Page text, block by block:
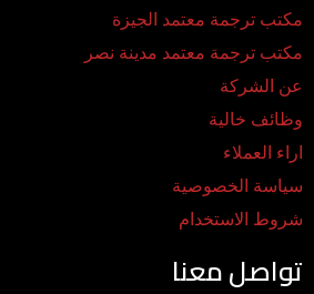
مكتب ترجمة معتمد الجيزة
مكتب ترجمة معتمد مدينة نصر
عن الشركة
وظائف خالية
اراء العملاء
سياسة الخصوصية
شروط الاستخدام
تواصل معنا